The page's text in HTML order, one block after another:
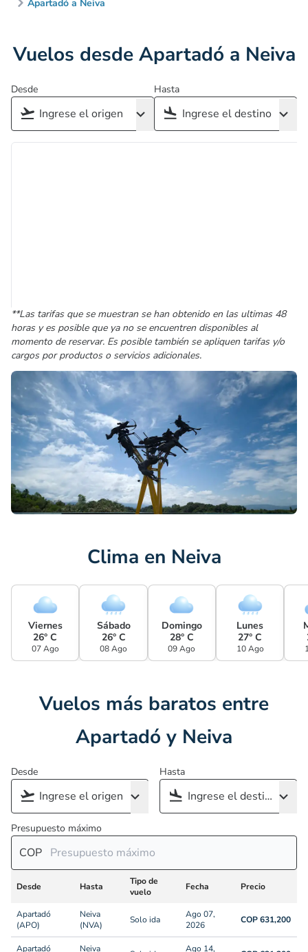
Apartadó a Neiva
Vuelos desde Apartadó a Neiva
Desde Hasta
**Las tarifas que se muestran se han obtenido en las ultimas 48
horas y es posible que ya no se encuentren disponibles al
momento de reservar. Es posible también se apliquen tarifas y/o
cargos por productos o servicios adicionales.
Clima en Neiva
Viernes
26° C
07 Ago
Sábado
26° C
08 Ago
Domingo
28° C
09 Ago
Lunes
27° C
10 Ago
Vuelos más baratos entre
Apartadó y Neiva
Desde Hasta
Presupuesto máximo
COP
Desde Hasta
Tipo de
vuelo
Fecha Precio
Apartadó
(APO)
Neiva
(NVA)
Solo ida
Ago 07,
2026
COP 631,200
Apartadó
Neiva
Ago 14,